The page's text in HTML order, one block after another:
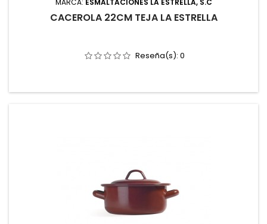
MARCA: ESMALTACIONES LA ESTRELLA, S.C
CACEROLA 22CM TEJA LA ESTRELLA
Reseña(s): 0